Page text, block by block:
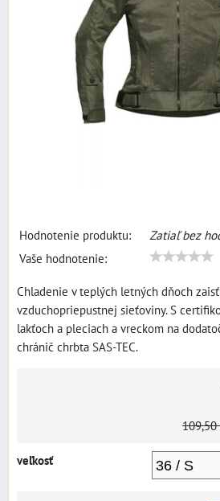
Hodnotenie produktu:
Zatiaľ bez
Vaše hodnotenie:
Chladenie v teplých letných dňoch
vzduchopriepustnej sieťoviny. S
lakťoch a pleciach a vreckom na
chránič chrbta SAS-TEC.
109,50
veľkosť